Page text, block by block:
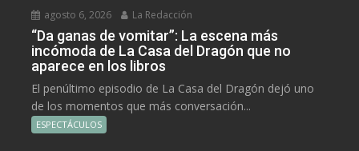
agosto 6, 2026 La Redacción
“Da ganas de vomitar”: La escena más
incómoda de La Casa del Dragón que no
aparece en los libros
El penúltimo episodio de La Casa del Dragón dejó uno
de los momentos que más conversación...
ESPECTÁCULOS